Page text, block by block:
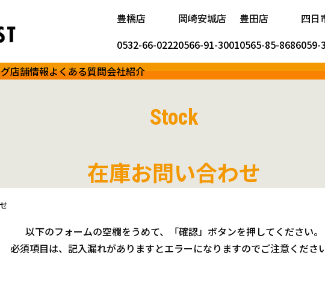
豊橋店
0532-66-0222
岡崎安城店
0566-91-3001
豊田店
0565-85-8686
四日
059-
店舗情報よくある質問会社紹介
在庫お問い合わせ
Stock
以下のフォームの空欄をうめて、「確認」ボタンを押してください。
必須項目は、記入漏れがありますとエラーになりますのでご注意ください